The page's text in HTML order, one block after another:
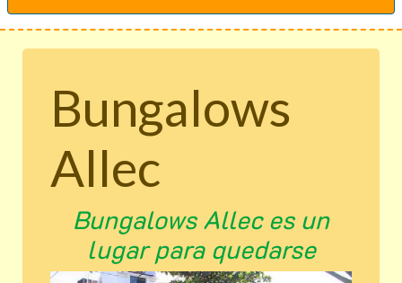
Bungalows
Allec
Bungalows Allec es un
lugar para quedarse